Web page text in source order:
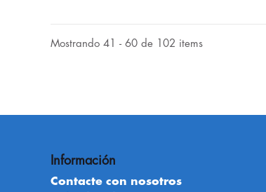
Mostrando 41 - 60 de 102 items
Información
Contacte con nosotros